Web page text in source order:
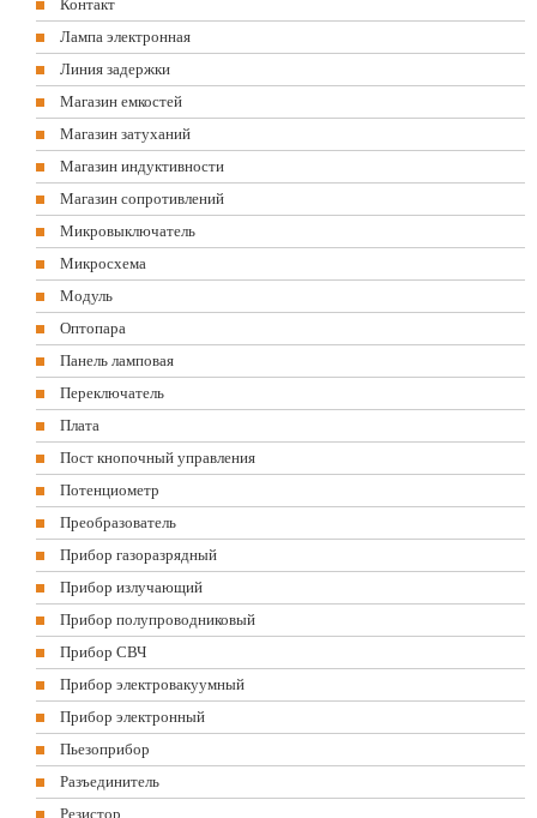
Контакт
Лампа электронная
Линия задержки
Магазин емкостей
Магазин затуханий
Магазин индуктивности
Магазин сопротивлений
Микровыключатель
Микросхема
Модуль
Оптопара
Панель ламповая
Переключатель
Плата
Пост кнопочный управления
Потенциометр
Преобразователь
Прибор газоразрядный
Прибор излучающий
Прибор полупроводниковый
Прибор СВЧ
Прибор электровакуумный
Прибор электронный
Пьезоприбор
Разъединитель
Резистор